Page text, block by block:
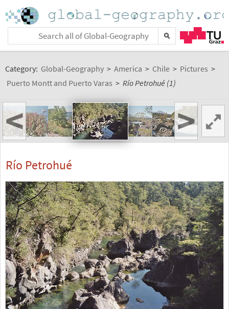
Category: Global-Geography > America > Chile > Pictures >
Puerto Montt and Puerto Varas > Río Petrohué (1)
< >
Río Petrohué